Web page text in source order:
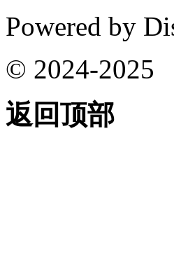
Powered by
© 2024-2025
返回顶部